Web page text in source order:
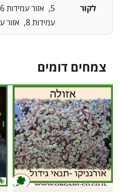
לקור
5
אזור עמידות 6
עמידות 8
אזור
צמחים דומים